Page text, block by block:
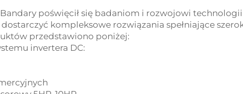
Bandary poświęcił się badaniom i rozwojowi
kompleksowe rozwiązania spełniające
przedstawiono poniżej:
invertera DC: